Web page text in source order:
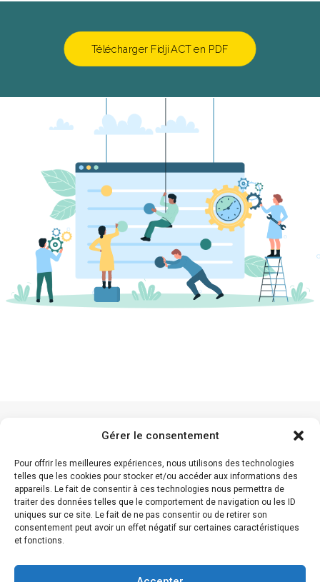
Gérer le consentement
Pour offrir les meilleures expériences, nous utilisons des technologies
telles que les cookies pour stocker et/ou accéder aux informations des
appareils. Le fait de consentir à ces technologies nous permettra de
traiter des données telles que le comportement de navigation ou les ID
uniques sur ce site. Le fait de ne pas consentir ou de retirer son
consentement peut avoir un effet négatif sur certaines caractéristiques
et fonctions.
Télécharger Fidji ACT en PDF
©2025 KPI Intelligence – Tous droits réservés
Politique de confidentialité